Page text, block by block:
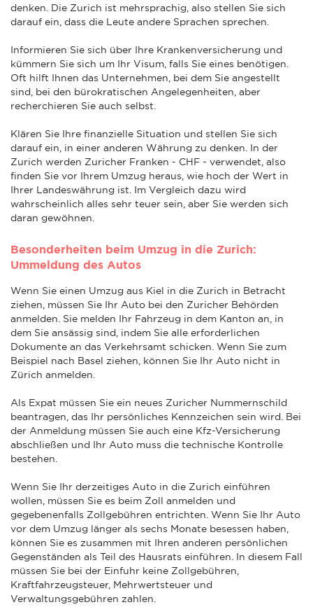
denken. Die Zurich ist mehrsprachig, also stellen Sie sich
darauf ein, dass die Leute andere Sprachen sprechen.
Informieren Sie sich über Ihre Krankenversicherung und
kümmern Sie sich um Ihr Visum, falls Sie eines benötigen.
Oft hilft Ihnen das Unternehmen, bei dem Sie angestellt
sind, bei den bürokratischen Angelegenheiten, aber
recherchieren Sie auch selbst.
Klären Sie Ihre finanzielle Situation und stellen Sie sich
darauf ein, in einer anderen Währung zu denken. In der
Zurich werden Zuricher Franken - CHF - verwendet, also
finden Sie vor Ihrem Umzug heraus, wie hoch der Wert in
Ihrer Landeswährung ist. Im Vergleich dazu wird
wahrscheinlich alles sehr teuer sein, aber Sie werden sich
daran gewöhnen.
Besonderheiten beim Umzug in die Zurich:
Ummeldung des Autos
Wenn Sie einen Umzug aus Kiel in die Zurich in Betracht
ziehen, müssen Sie Ihr Auto bei den Zuricher Behörden
anmelden. Sie melden Ihr Fahrzeug in dem Kanton an, in
dem Sie ansässig sind, indem Sie alle erforderlichen
Dokumente an das Verkehrsamt schicken. Wenn Sie zum
Beispiel nach Basel ziehen, können Sie Ihr Auto nicht in
Zürich anmelden.
Als Expat müssen Sie ein neues Zuricher Nummernschild
beantragen, das Ihr persönliches Kennzeichen sein wird. Bei
der Anmeldung müssen Sie auch eine Kfz-Versicherung
abschließen und Ihr Auto muss die technische Kontrolle
bestehen.
Wenn Sie Ihr derzeitiges Auto in die Zurich einführen
wollen, müssen Sie es beim Zoll anmelden und
gegebenenfalls Zollgebühren entrichten. Wenn Sie Ihr Auto
vor dem Umzug länger als sechs Monate besessen haben,
können Sie es zusammen mit Ihren anderen persönlichen
Gegenständen als Teil des Hausrats einführen. In diesem Fall
müssen Sie bei der Einfuhr keine Zollgebühren,
Kraftfahrzeugsteuer, Mehrwertsteuer und
Verwaltungsgebühren zahlen.